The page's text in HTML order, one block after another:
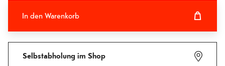
In den Warenkorb
Selbstabholung im Shop